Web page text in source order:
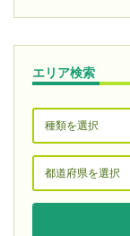
エリア検索